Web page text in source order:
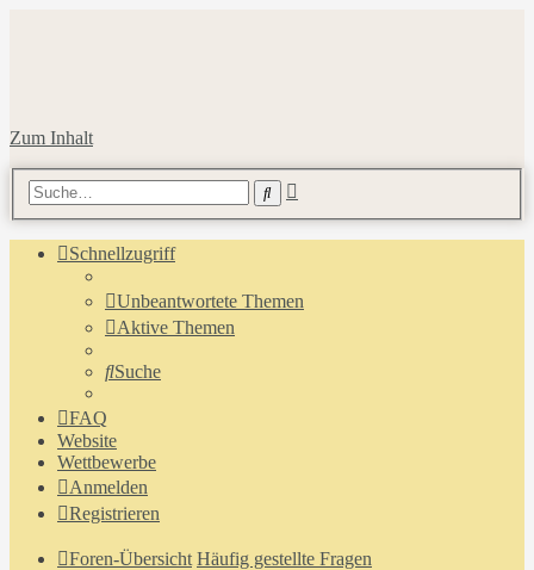
Zum Inhalt
Suche
Schnellzugriff
Unbeantwortete Themen
Aktive Themen
Suche
FAQ
Website
Wettbewerbe
Anmelden
Registrieren
Foren-Übersicht Häufig gestellte Fragen